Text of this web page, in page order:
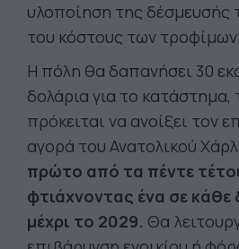
υλοποίηση της δέσμευσής
του κόστους των τροφίμων.
Η πόλη θα δαπανήσει 30
δολάρια για το κατάστημα,
πρόκειται να ανοίξει τον
αγορά του Ανατολικού
πρώτο από τα πέντε
φτιάχνοντας ένα σε κάθε
μέχρι το 2029. Θα